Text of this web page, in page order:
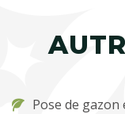
Pose de gazon